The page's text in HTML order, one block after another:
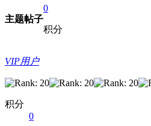
主题帖子
0
积分
VIP用户
积分
0